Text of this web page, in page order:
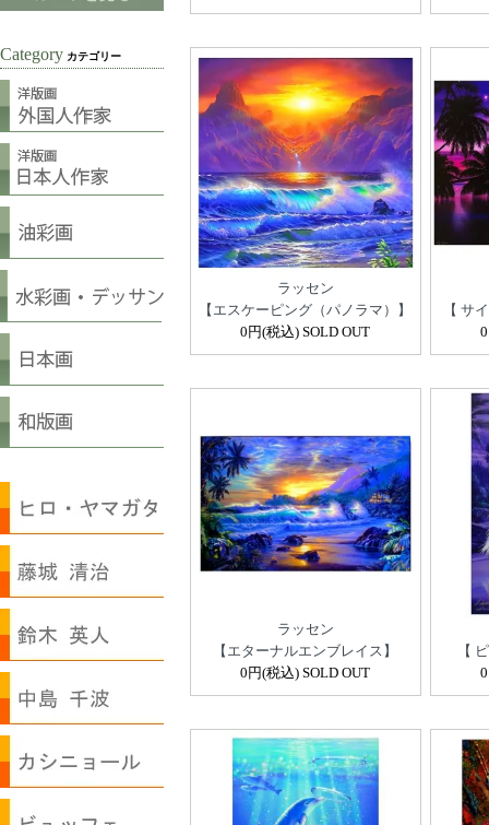
ラッセン
【エスケーピング（パノラマ）】
0円(税込) SOLD OUT
【 サ
ラッセン
【エターナルエンブレイス】
0円(税込) SOLD OUT
【
Category カテゴリー